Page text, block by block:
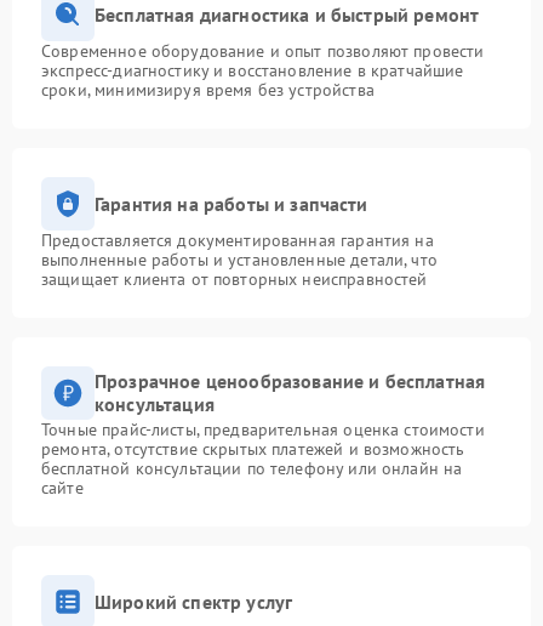
Бесплатная диагностика и быстрый ремонт
Современное оборудование и опыт позволяют провести
экспресс-диагностику и восстановление в кратчайшие
сроки, минимизируя время без устройства
Гарантия на работы и запчасти
Предоставляется документированная гарантия на
выполненные работы и установленные детали, что
защищает клиента от повторных неисправностей
Прозрачное ценообразование и бесплатная
консультация
Точные прайс-листы, предварительная оценка стоимости
ремонта, отсутствие скрытых платежей и возможность
бесплатной консультации по телефону или онлайн на
сайте
Широкий спектр услуг